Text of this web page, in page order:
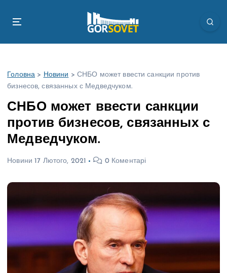
Головна > Новини > СНБО может ввести санкции против
бизнесов, связанных с Медведчуком.
СНБО может ввести санкции
против бизнесов, связанных с
Медведчуком.
Новини 17 Лютого, 2021 0 Коментарі